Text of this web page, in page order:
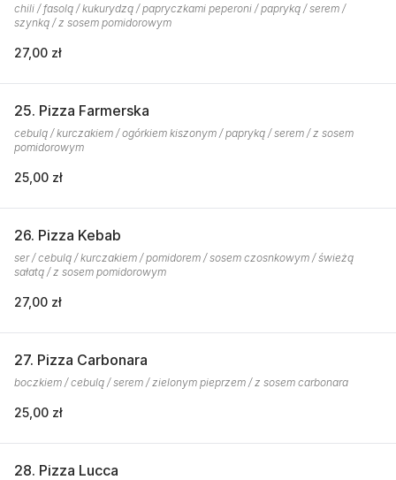
chili / fasolą / kukurydzą / papryczkami peperoni / papryką / serem /
szynką / z sosem pomidorowym
27,00 zł
25. Pizza Farmerska
cebulą / kurczakiem / ogórkiem kiszonym / papryką / serem / z sosem
pomidorowym
25,00 zł
26. Pizza Kebab
ser / cebulą / kurczakiem / pomidorem / sosem czosnkowym / świeżą
sałatą / z sosem pomidorowym
27,00 zł
27. Pizza Carbonara
boczkiem / cebulą / serem / zielonym pieprzem / z sosem carbonara
25,00 zł
28. Pizza Lucca